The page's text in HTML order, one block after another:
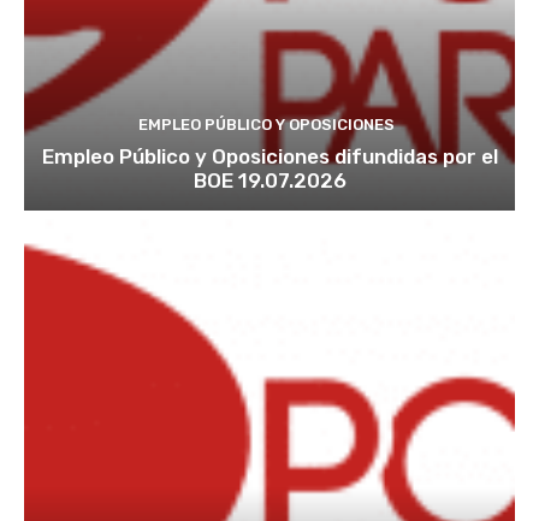
EMPLEO PÚBLICO Y OPOSICIONES
Empleo Público y Oposiciones difundidas por el
BOE 19.07.2026